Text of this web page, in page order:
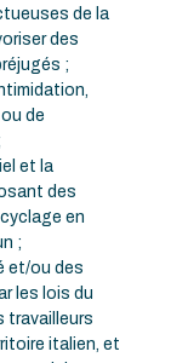
de la
des
;
de
et la
des
en
;
et/ou des
les lois du
travailleurs
italien, et